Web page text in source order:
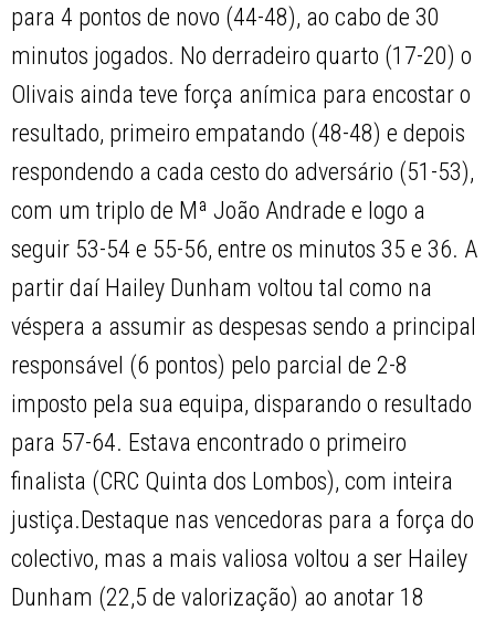
para 4 pontos de novo (44-48), ao cabo de 30
minutos jogados. No derradeiro quarto (17-20) o
Olivais ainda teve força anímica para encostar o
resultado, primeiro empatando (48-48) e depois
respondendo a cada cesto do adversário (51-53),
com um triplo de Mª João Andrade e logo a
seguir 53-54 e 55-56, entre os minutos 35 e 36. A
partir daí Hailey Dunham voltou tal como na
véspera a assumir as despesas sendo a principal
responsável (6 pontos) pelo parcial de 2-8
imposto pela sua equipa, disparando o resultado
para 57-64. Estava encontrado o primeiro
finalista (CRC Quinta dos Lombos), com inteira
justiça.Destaque nas vencedoras para a força do
colectivo, mas a mais valiosa voltou a ser Hailey
Dunham (22,5 de valorização) ao anotar 18